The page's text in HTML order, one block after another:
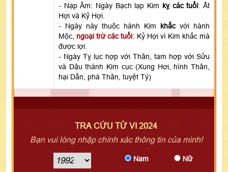
- Nạp Âm: Ngày Bạch lạp Kim kỵ các tuổi: Ất
Hợi và Kỷ Hợi.
- Ngày này thuộc hành Kim khắcvới hành
Mộc, ngoại trừ các tuổi: Kỷ Hợi vì Kim khắc mà
được lợi.
- Ngày Tỵ lục hợp với Thân, tam hợp với Sửu
và Dậu thành Kim cục (Xung Hợi, hình Thân,
hại Dần, phá Thân, tuyệt Tý)
TRA CỨU TỬ VI 2024
Bạn vui lòng nhập chính xác thông tin của mình!
Nam Nữ